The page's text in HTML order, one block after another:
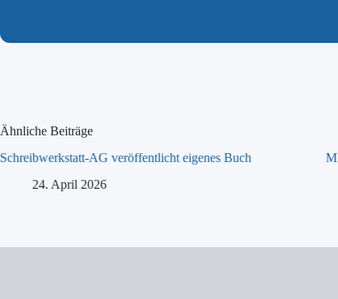
Ähnliche Beiträge
Schreibwerkstatt-AG veröffentlicht eigenes Buch
24. April 2026